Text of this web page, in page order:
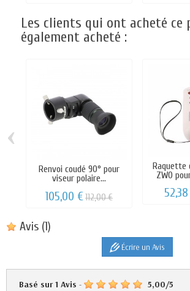
Les clients qui ont acheté
également acheté :
Renvoi coudé 90° pour
viseur polaire...
105,00 €112,00 €
Raquette
ZWO
‹
Avis (1)
Écrire un Avis
Basé sur1 Avis - 5,00/5